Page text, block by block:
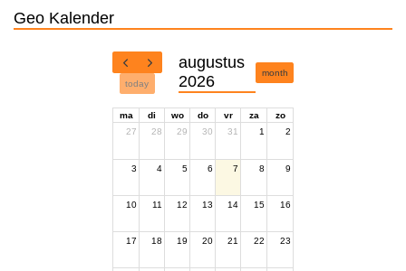
Geo Kalender
today
augustus
2026
month
ma di wo do vr za
zo
27
28 29 30 31 1 2
3 4 5 6 7 8 9
10 11 12 13 14 15 16
17 18 19 20 21 22 23